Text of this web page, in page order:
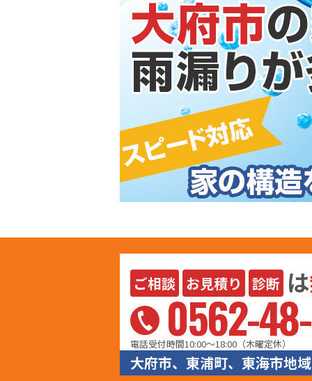
ご相談 お見積り 診断 は
0562-
電話受付時間10:00〜18:00（木曜定休）
大府市、東浦町、東海市地